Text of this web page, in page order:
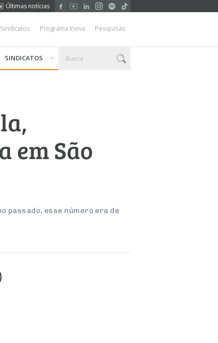
Últimas notícias
Programa Inova Pesquisas
SINDICATOS
em São
passado, esse número era de